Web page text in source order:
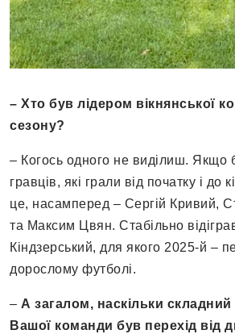
– Хто був лідером вікнянської
сезону?
– Когось одного не виділиш. Якщо
гравців, які грали від початку і до
це, насамперед – Сергій Кривий,
та Максим Цвян. Стабільно
Кіндзерський, для якого 2025-й –
дорослому футболі.
– А загалом, наскільки складний
Вашої команди був перехід від